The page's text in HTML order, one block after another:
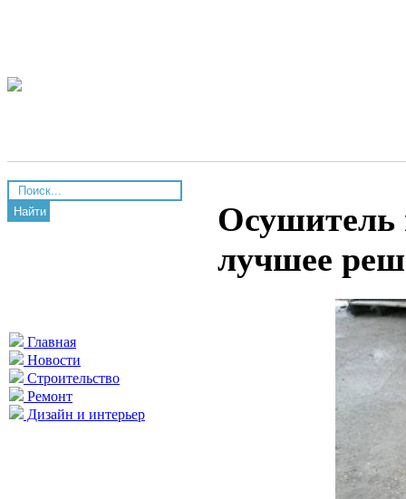
Найти
Главная
Новости
Строительство
Ремонт
Дизайн и интерьер
Осушитель
лучшее